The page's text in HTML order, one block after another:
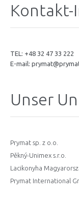
TEL: +48 32 47 33 222
E-mail:
Unser
Prymat sp. z o.o.
Pěkný-Unimex s.r.o.
Lacikonyha
Prymat International